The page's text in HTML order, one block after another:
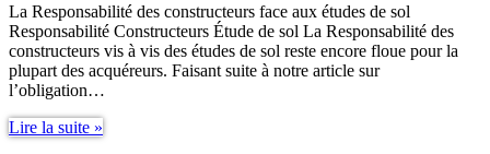
La Responsabilité des constructeurs face aux études de sol
Responsabilité Constructeurs Étude de sol La Responsabilité des
constructeurs vis à vis des études de sol reste encore floue pour la
plupart des acquéreurs. Faisant suite à notre article sur
l’obligation…
Lire la suite »